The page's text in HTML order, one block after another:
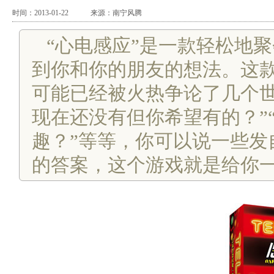
时间：2013-01-22 来源：南宁风腾
“心电感应”是一款轻松地
到你和你的朋友的想法。这
可能已经被火热争论了几个
现在还没有但你希望有的？
趣？”等等，你可以说一些
的答案，这个游戏就是给你